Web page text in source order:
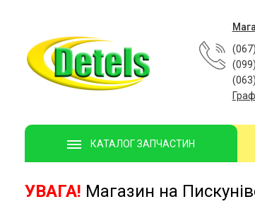
КАТАЛОГ ЗАПЧАСТИН
УВАГА! Магазин на